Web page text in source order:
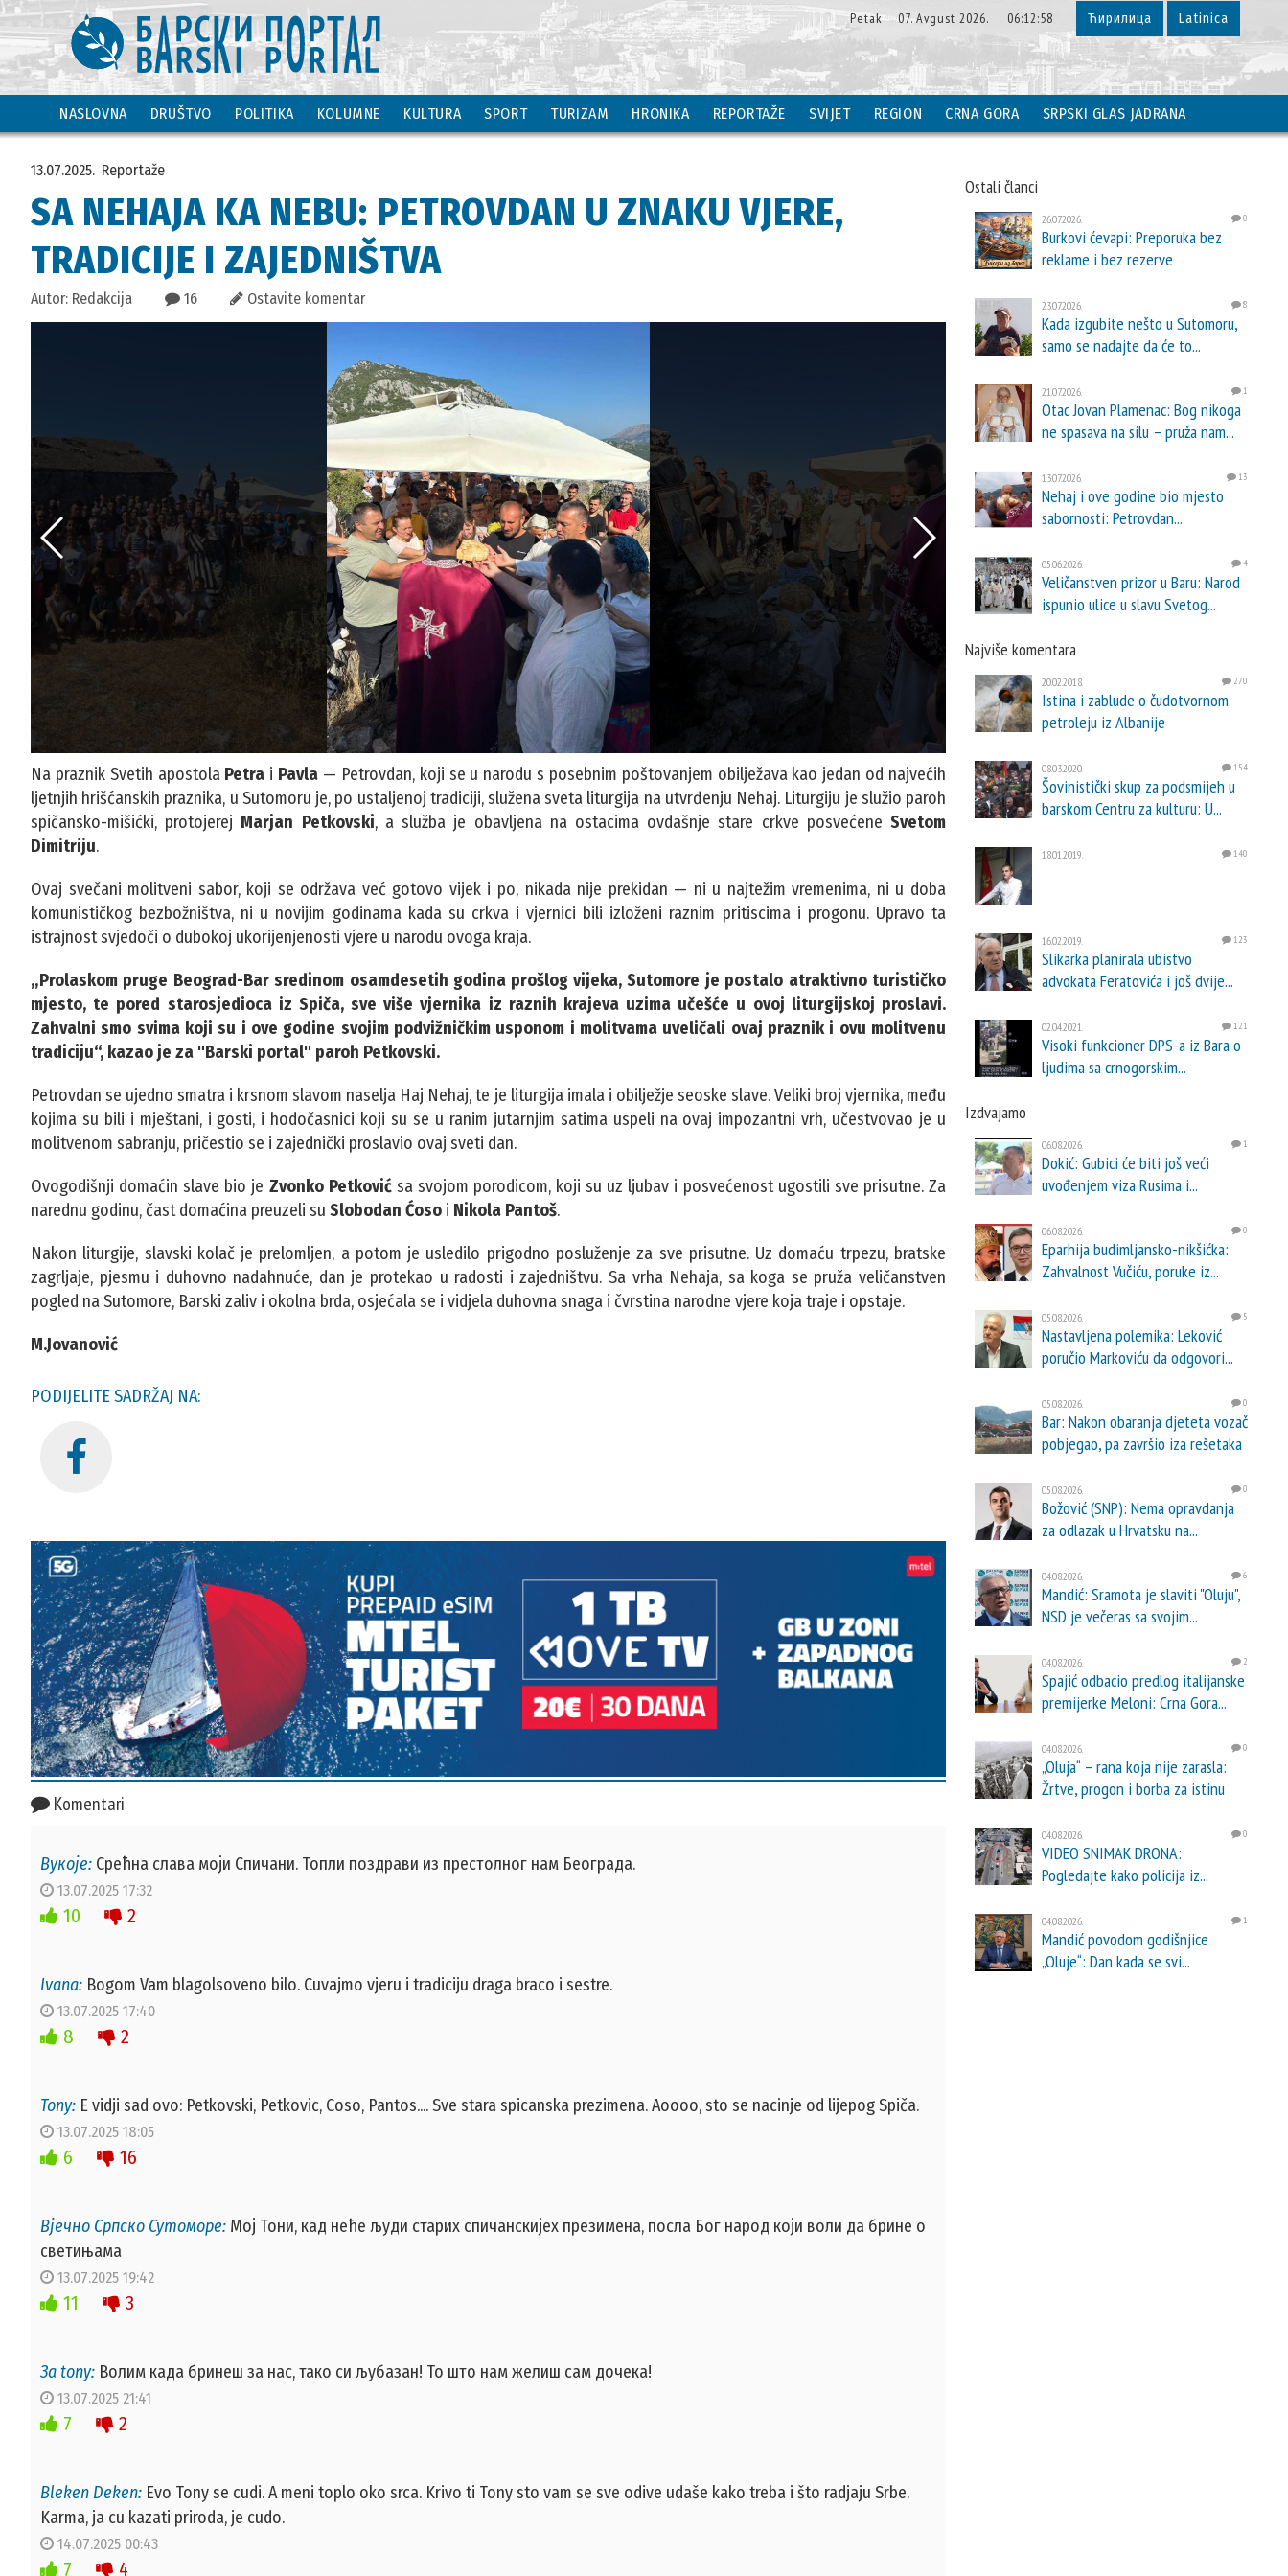
Petak 07. Avgust 2026. 06:12:59 Ћирилица Latinica
NASLOVNA DRUŠTVO POLITIKA KOLUMNE KULTURA SPORT TURIZAM HRONIKA REPORTAŽE SVIJET REGION CRNA GORA SRPSKI GLAS JADRANA
13.07.2025. Reportaže
SA NEHAJA KA NEBU: PETROVDAN U ZNAKU VJERE,
TRADICIJE I ZAJEDNIŠTVA
Autor: Redakcija 16 Ostavite komentar
Na praznik Svetih apostola Petra i Pavla — Petrovdan, koji se u narodu s posebnim poštovanjem obilježava kao jedan od najvećih
ljetnjih hrišćanskih praznika, u Sutomoru je, po ustaljenoj tradiciji, služena sveta liturgija na utvrđenju Nehaj. Liturgiju je služio paroh
spičansko-mišićki, protojerej Marjan Petkovski, a služba je obavljena na ostacima ovdašnje stare crkve posvećeneSvetom
Dimitriju.
Ovaj svečani molitveni sabor, koji se održava već gotovo vijek i po, nikada nije prekidan — ni u najtežim vremenima, ni u doba
komunističkog bezbožništva, ni u novijim godinama kada su crkva i vjernici bili izloženi raznim pritiscima i progonu. Upravo ta
istrajnost svjedoči o dubokoj ukorijenjenosti vjere u narodu ovoga kraja.
„Prolaskom pruge Beograd-Bar sredinom osamdesetih godina prošlog vijeka, Sutomore je postalo atraktivno turističko
mjesto, te pored starosjedioca iz Spiča, sve više vjernika iz raznih krajeva uzima učešće u ovoj liturgijskoj proslavi.
Zahvalni smo svima koji su i ove godine svojim podvižničkim usponom i molitvama uveličali ovaj praznik i ovu molitvenu
tradiciju“, kazao je za "Barski portal" paroh Petkovski.
Petrovdan se ujedno smatra i krsnom slavom naselja Haj Nehaj, te je liturgija imala i obilježje seoske slave. Veliki broj vjernika, među
kojima su bili i mještani, i gosti, i hodočasnici koji su se u ranim jutarnjim satima uspeli na ovaj impozantni vrh, učestvovao je u
molitvenom sabranju, pričestio se i zajednički proslavio ovaj sveti dan.
Ovogodišnji domaćin slave bio je Zvonko Petkovićsa svojom porodicom, koji su uz ljubav i posvećenost ugostili sve prisutne. Za
narednu godinu, čast domaćina preuzeli su Slobodan Ćoso i Nikola Pantoš.
Nakon liturgije, slavski kolač je prelomljen, a potom je usledilo prigodno posluženje za sve prisutne. Uz domaću trpezu, bratske
zagrljaje, pjesmu i duhovno nadahnuće, dan je protekao u radosti i zajedništvu. Sa vrha Nehaja, sa koga se pruža veličanstven
pogled na Sutomore, Barski zaliv i okolna brda, osjećala se i vidjela duhovna snaga i čvrstina narodne vjere koja traje i opstaje.
M.Jovanović
PODIJELITE SADRŽAJ NA:
Komentari
Вукоје: Срећна слава моји Спичани. Топли поздрави из престолног нам Београда.
13.07.2025 17:32
10 2
Ivana: Bogom Vam blagolsoveno bilo. Cuvajmo vjeru i tradiciju draga braco i sestre.
13.07.2025 17:40
8 2
Tony: E vidji sad ovo: Petkovski, Petkovic, Coso, Pantos.... Sve stara spicanska prezimena. Aoooo, sto se nacinje od lijepog Spiča.
13.07.2025 18:05
6 16
Вјечно Српско Сутоморе: Мој Тони, кад неће људи старих спичанскијех презимена, посла Бог народ који воли да брине о
светињама
13.07.2025 19:42
11 3
За tony: Волим када бринеш за нас, тако си љубазан! То што нам желиш сам дочека!
13.07.2025 21:41
7 2
Bleken Deken: Evo Tony se cudi. A meni toplo oko srca. Krivo ti Tony sto vam se sve odive udaše kako treba i što radjaju Srbe.
Karma, ja cu kazati priroda, je cudo.
14.07.2025 00:43
7 4
Ostali članci
26.07.2026. 0
Burkovi ćevapi: Preporuka bez
reklame i bez rezerve
23.07.2026. 8
Kada izgubite nešto u Sutomoru,
samo se nadajte da će to...
21.07.2026. 1
Otac Jovan Plamenac: Bog nikoga
ne spasava na silu – pruža nam...
13.07.2026. 13
Nehaj i ove godine bio mjesto
sabornosti: Petrovdan...
05.06.2026. 4
Veličanstven prizor u Baru: Narod
ispunio ulice u slavu Svetog...
Najviše komentara
20.02.2018. 270
Istina i zablude o čudotvornom
petroleju iz Albanije
08.03.2020. 154
Šovinistički skup za podsmijeh u
barskom Centru za kulturu: U...
18.01.2019. 140
16.02.2019. 123
Slikarka planirala ubistvo
advokata Feratovića i još dvije...
02.04.2021. 121
Visoki funkcioner DPS-a iz Bara o
ljudima sa crnogorskim...
Izdvajamo
06.08.2026. 1
Dokić: Gubici će biti još veći
uvođenjem viza Rusima i...
06.08.2026. 0
Eparhija budimljansko-nikšićka:
Zahvalnost Vučiću, poruke iz...
05.08.2026. 5
Nastavljena polemika: Leković
poručio Markoviću da odgovori...
05.08.2026. 0
Bar: Nakon obaranja djeteta vozač
pobjegao, pa završio iza rešetaka
05.08.2026. 0
Božović (SNP): Nema opravdanja
za odlazak u Hrvatsku na...
04.08.2026. 6
Mandić: Sramota je slaviti "Oluju",
NSD je večeras sa svojim...
04.08.2026. 2
Spajić odbacio predlog italijanske
premijerke Meloni: Crna Gora...
04.08.2026. 0
„Oluja“ – rana koja nije zarasla:
Žrtve, progon i borba za istinu
04.08.2026. 0
VIDEO SNIMAK DRONA:
Pogledajte kako policija iz...
04.08.2026. 1
Mandić povodom godišnjice
„Oluje“: Dan kada se svi...